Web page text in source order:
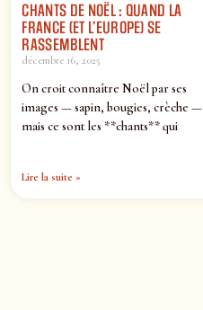
CHANTS DE NOËL : QUAND LA
FRANCE (ET L’EUROPE) SE
RASSEMBLENT
décembre 16, 2025
On croit connaître Noël par ses
images — sapin, bougies, crèche —
mais ce sont les **chants** qui
Lire la suite »